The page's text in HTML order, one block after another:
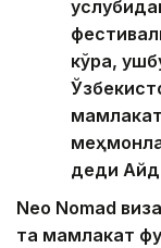
кўра,
деди
Neo Nomad
та мамлакат